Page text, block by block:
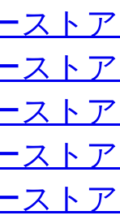
スト
スト
スト
スト
スト